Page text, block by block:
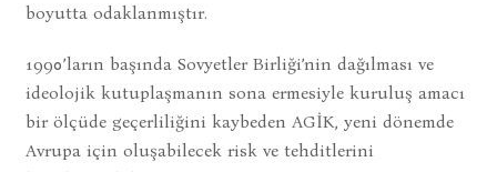
boyutta odaklanmıştır.
1990’ların başında Sovyetler Birliği’nin dağılması ve
ideolojik kutuplaşmanın sona ermesiyle kuruluş amacı
bir ölçüde geçerliliğini kaybeden AGİK, yeni dönemde
Avrupa için oluşabilecek risk ve tehditlerini